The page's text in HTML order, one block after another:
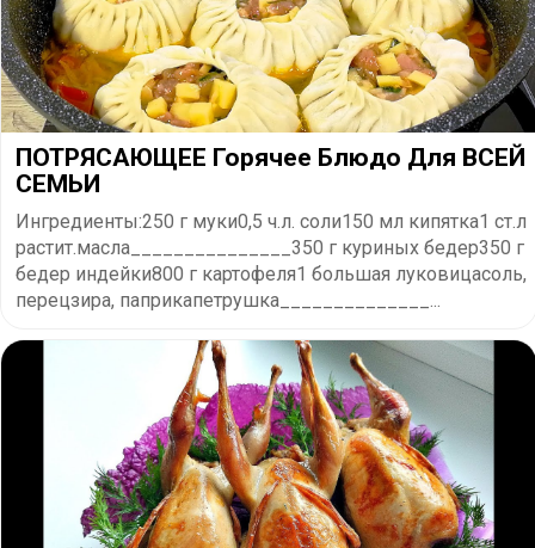
ПОТРЯСАЮЩЕЕ Горячее Блюдо Для ВСЕЙ
СЕМЬИ
Ингредиенты:250 г муки0,5 ч.л. соли150 мл кипятка1 ст.л
растит.масла_______________350 г куриных бедер350 г
бедер индейки800 г картофеля1 большая луковицасоль,
перецзира, паприкапетрушка______________...